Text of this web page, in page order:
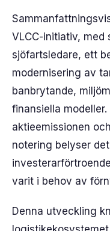
VLCC-initiativ, med
sjöfartsledare, ett
modernisering av
banbrytande,
finansiella
aktieemissionen
notering belyser
varit i behov av
Denna utveckling